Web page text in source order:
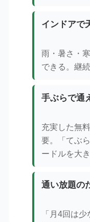
インドアで
雨・暑さ・
できる。継
手ぶらで通
充実した無
要。「てぶ
ードルを大
通い放題の
「月4回は